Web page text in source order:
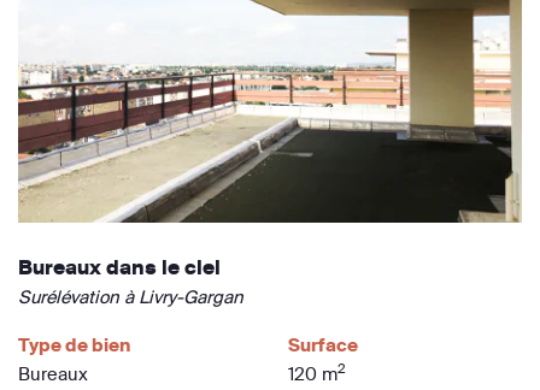
Bureaux dans le ciel
Surélévation à Livry-Gargan
Type de bien
Bureaux
Surface
120 m2